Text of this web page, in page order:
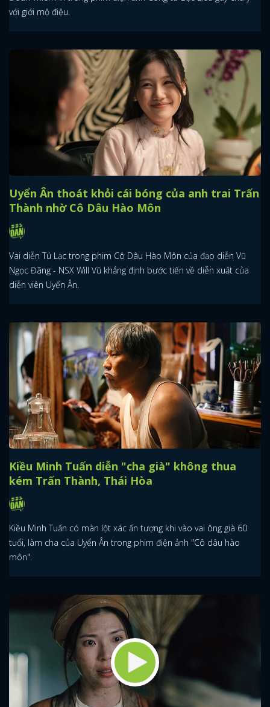
với giới mộ điệu.
Uyển Ân thoát khỏi cái bóng của anh trai Trấn
Thành nhờ Cô Dâu Hào Môn
Vai diễn Tú Lạc trong phim Cô Dâu Hào Môn của đạo diễn Vũ
Ngọc Đãng - NSX Will Vũ khẳng định bước tiến về diễn xuất của
diễn viên Uyển Ân.
Kiều Minh Tuấn diễn "cha già" không thua
kém Trấn Thành, Thái Hòa
Kiều Minh Tuấn có màn lột xác ấn tượng khi vào vai ông già 60
tuổi, làm cha của Uyển Ân trong phim điện ảnh "Cô dâu hào
môn".